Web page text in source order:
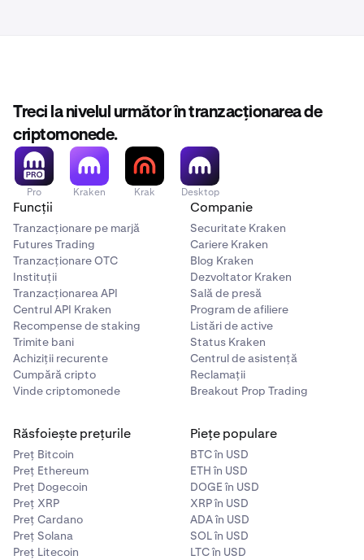
Treci la nivelul următor în tranzacționarea de
criptomonede.
Pro Kraken Krak Desktop
Funcții
Tranzacționare pe marjă
Futures Trading
Tranzacționare OTC
Instituții
Tranzacționarea API
Centrul API Kraken
Recompense de staking
Trimite bani
Achiziții recurente
Cumpără cripto
Vinde criptomonede
Companie
Securitate Kraken
Cariere Kraken
Blog Kraken
Dezvoltator Kraken
Sală de presă
Program de afiliere
Listări de active
Status Kraken
Centrul de asistență
Reclamații
Breakout Prop Trading
Răsfoiește prețurile
Preț Bitcoin
Preț Ethereum
Preț Dogecoin
Preț XRP
Preț Cardano
Preț Solana
Preț Litecoin
Piețe populare
BTC în USD
ETH în USD
DOGE în USD
XRP în USD
ADA în USD
SOL în USD
LTC în USD